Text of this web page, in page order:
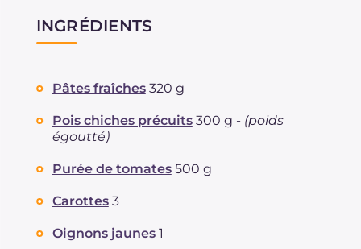
INGRÉDIENTS
Pâtes fraîches 320 g
Pois chiches précuits 300 g - (poids
égoutté)
Purée de tomates 500 g
Carottes 3
Oignons jaunes 1